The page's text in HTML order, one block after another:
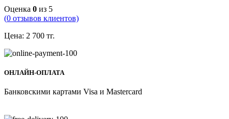
Оценка 0 из 5
(0 отзывов клиентов)
Цена: 2 700 тг.
ОНЛАЙН-ОПЛАТА
Банковскими картами Visa и Mastercard